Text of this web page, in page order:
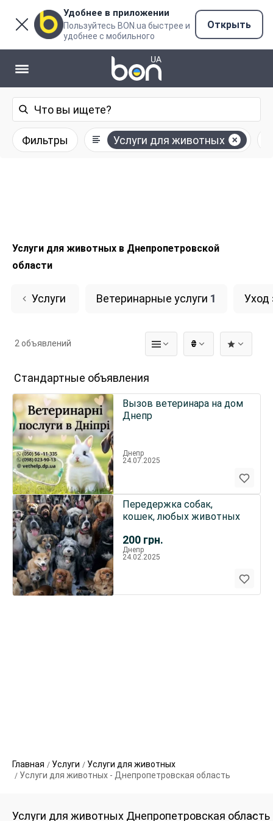
Удобнее в приложении
Пользуйтесь BON.ua быстрее и
удобнее с мобильного
Открыть
Фильтры Услуги для животных
Услуги для животных в Днепропетровской
области
Услуги Ветеринарные услуги 1 Уход
₴
2 объявлений
Стандартные объявления
Вызов ветеринара на дом
Днепр
Днепр
24.07.2025
200 грн.
Передержка собак,
кошек, любых животных
Днепр
24.02.2025
Главная Услуги
Услуги для животных
Услуги для животных - Днепропетровская область
Услуги для животных Днепропетровская область